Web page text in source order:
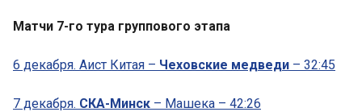
Матчи 7-го тура группового этапа
6 декабря. Аист Китая – Чеховские медведи – 32:45
7 декабря. СКА-Минск – Машека – 42:26